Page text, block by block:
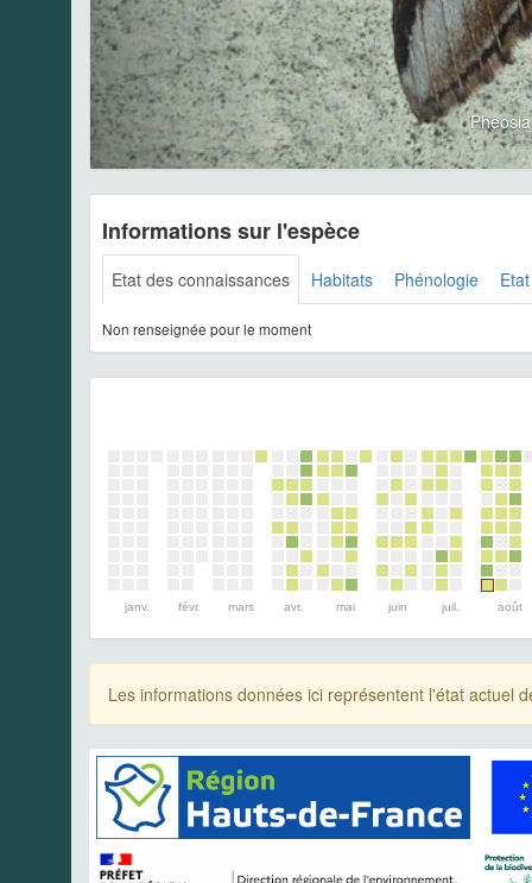
Informations sur l'espèce
Etat des connaissances Habitats Phénologie
Non renseignée pour le moment
janv. févr. mars avr. mai juin juil. août
Les informations données ici représentent l'état actuel